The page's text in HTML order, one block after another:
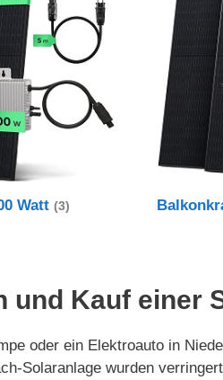
Watt (3)
und Kauf einer
oder ein Elektroauto in
Solaranlage wurden